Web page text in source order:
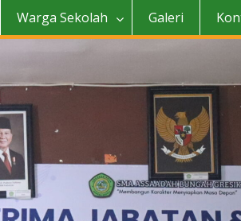
Warga Sekolah Galeri